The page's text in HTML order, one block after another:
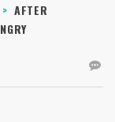
> AFTER